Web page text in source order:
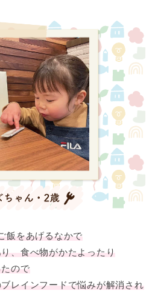
飯をあげるなかで
、食べ物がかたよったり
ので
レインフードで悩みが解消され